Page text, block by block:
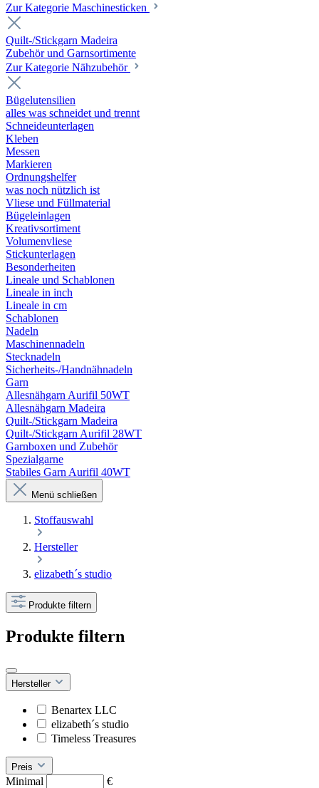
Zur Kategorie Maschinesticken
Quilt-/Stickgarn Madeira
Zubehör und Garnsortimente
Zur Kategorie Nähzubehör
Bügelutensilien
alles was schneidet und trennt
Schneideunterlagen
Kleben
Messen
Markieren
Ordnungshelfer
was noch nützlich ist
Vliese und Füllmaterial
Bügeleinlagen
Kreativsortiment
Volumenvliese
Stickunterlagen
Besonderheiten
Lineale und Schablonen
Lineale in inch
Lineale in cm
Schablonen
Nadeln
Maschinennadeln
Stecknadeln
Sicherheits-/Handnähnadeln
Garn
Allesnähgarn Aurifil 50WT
Allesnähgarn Madeira
Quilt-/Stickgarn Madeira
Quilt-/Stickgarn Aurifil 28WT
Garnboxen und Zubehör
Spezialgarne
Stabiles Garn Aurifil 40WT
Menü schließen
Stoffauswahl
Hersteller
elizabeth´s studio
Produkte filtern
Produkte filtern
Hersteller
Benartex LLC
elizabeth´s studio
Timeless Treasures
Preis
Minimal €